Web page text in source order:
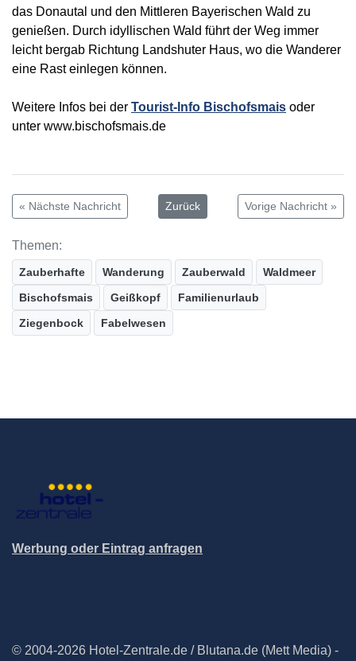
das Donautal und den Mittleren Bayerischen Wald zu
genießen. Durch idyllischen Wald führt der Weg immer
leicht bergab Richtung Landshuter Haus, wo die Wanderer
eine Rast einlegen können.
Weitere Infos bei der Tourist-Info Bischofsmais oder
unter www.bischofsmais.de
« Nächste Nachricht Zurück Vorige Nachricht »
Themen:
Zauberhafte Wanderung Zauberwald
Waldmeer
Bischofsmais
Geißkopf
Familienurlaub
Ziegenbock
Fabelwesen
Werbung oder Eintrag anfragen
© 2004-2026 Hotel-Zentrale.de / Blutana.de (Mett Media) -